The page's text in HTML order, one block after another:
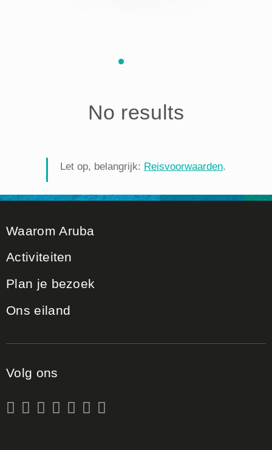
No results
Let op, belangrijk: Reisvoorwaarden.
Waarom Aruba
Activiteiten
Plan je bezoek
Ons eiland
Volg ons